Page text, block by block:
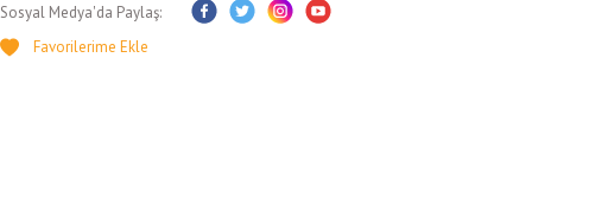
Sosyal Medya'da Paylaş: